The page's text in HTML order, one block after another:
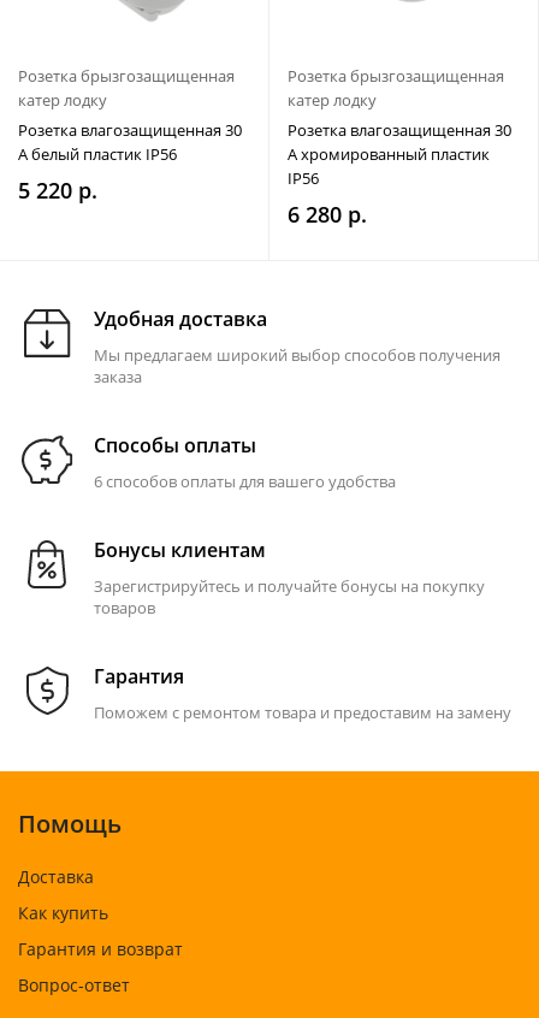
Розетка брызгозащищенная
катер лодку
Розетка влагозащищенная 30
А белый пластик IP56
5 220 р.
Розетка брызгозащищенная
катер лодку
Розетка влагозащищенная 30
А хромированный пластик
IP56
6 280 р.
Удобная доставка
Мы предлагаем широкий выбор способов получения
заказа
Способы оплаты
6 способов оплаты для вашего удобства
Бонусы клиентам
Зарегистрируйтесь и получайте бонусы на покупку
товаров
Гарантия
Поможем с ремонтом товара и предоставим на замену
Помощь
Доставка
Как купить
Гарантия и возврат
Вопрос-ответ